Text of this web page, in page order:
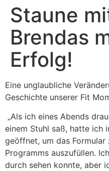
Staune
Brendas
Erfolg!
Eine unglaubliche
Geschichte unserer Fit
„Als ich eines Abends
einem Stuhl saß, hatte ich
geöffnet, um das Formular
Programms auszufüllen.
durch sehen konnte, aber